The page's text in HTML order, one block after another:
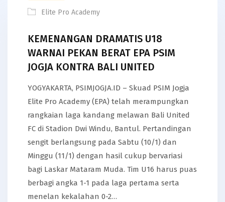
Elite Pro Academy
KEMENANGAN DRAMATIS U18
WARNAI PEKAN BERAT EPA PSIM
JOGJA KONTRA BALI UNITED
YOGYAKARTA, PSIMJOGJA.ID – Skuad PSIM Jogja
Elite Pro Academy (EPA) telah merampungkan
rangkaian laga kandang melawan Bali United
FC di Stadion Dwi Windu, Bantul. Pertandingan
sengit berlangsung pada Sabtu (10/1) dan
Minggu (11/1) dengan hasil cukup bervariasi
bagi Laskar Mataram Muda. Tim U16 harus puas
berbagi angka 1-1 pada laga pertama serta
menelan kekalahan 0-2…